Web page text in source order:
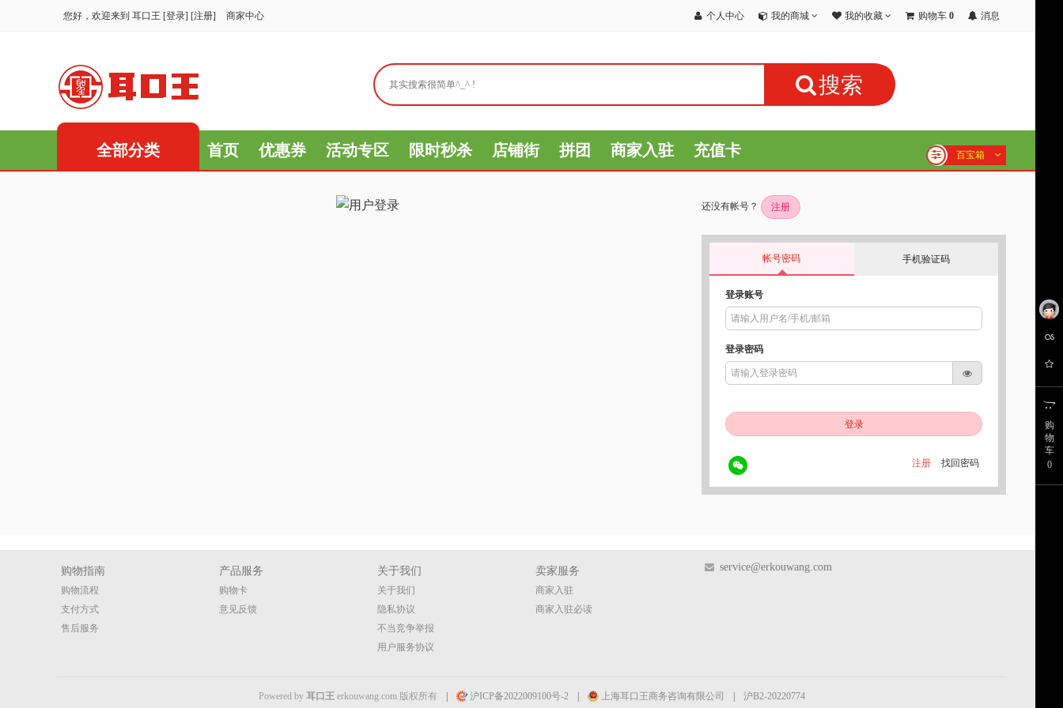
您好，欢迎来到 耳口王 [登录] [注册] 商家中心 个人中心 我的商城 我的收藏 购物车 0 消息
搜索
首页 优惠券 活动专区 限时秒杀 店铺街 拼团 商家入驻 充值卡 百宝箱
全部分类
还没有帐号？ 注册
帐号密码 手机验证码
登录账号
登录密码
登录
注册 找回密码
购物指南
购物流程
支付方式
售后服务
产品服务
购物卡
意见反馈
关于我们
关于我们
隐私协议
不当竞争举报
用户服务协议
卖家服务
商家入驻
商家入驻必读
service@erkouwang.com
Powered by 耳口王 erkouwang.com 版权所有 | 沪ICP备2022009100号-2 | 上海耳口王商务咨询有限公司 | 沪B2-20220774
购
物
车
0